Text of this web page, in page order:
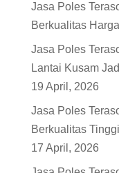
Jasa Poles
Berkualitas
Jasa Poles
Lantai Kusam
19 April, 2026
Jasa Poles
Berkualitas
17 April, 2026